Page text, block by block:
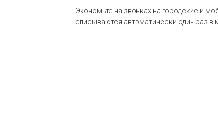
Экономьте на звонках на городские и
списываются автоматически один раз в